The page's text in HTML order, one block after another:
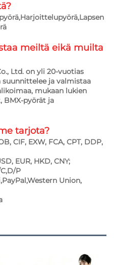
meiltä eikä muilta
Ltd. on yli 20-vuotias
ja valmistaa
mukaan lukien
BMX-pyörät ja
tarjota?
CIF, EXW, FCA, CPT, DDP,
EUR, HKD, CNY;
P
Union,